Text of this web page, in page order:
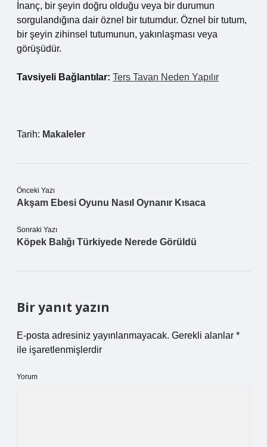
İnanç, bir şeyin doğru olduğu veya bir durumun
sorgulandığına dair öznel bir tutumdur. Öznel bir tutum,
bir şeyin zihinsel tutumunun, yakınlaşması veya
görüşüdür.
Tavsiyeli Bağlantılar: Ters Tavan Neden Yapılır
Tarih: Makaleler
Önceki Yazı
Akşam Ebesi Oyunu Nasıl Oynanır Kısaca
Sonraki Yazı
Köpek Balığı Türkiyede Nerede Görüldü
Bir yanıt yazın
E-posta adresiniz yayınlanmayacak. Gerekli alanlar *
ile işaretlenmişlerdir
Yorum